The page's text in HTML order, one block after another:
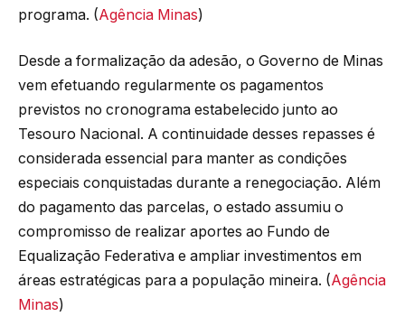
programa. (Agência Minas)
Desde a formalização da adesão, o Governo de Minas
vem efetuando regularmente os pagamentos
previstos no cronograma estabelecido junto ao
Tesouro Nacional. A continuidade desses repasses é
considerada essencial para manter as condições
especiais conquistadas durante a renegociação. Além
do pagamento das parcelas, o estado assumiu o
compromisso de realizar aportes ao Fundo de
Equalização Federativa e ampliar investimentos em
áreas estratégicas para a população mineira. (Agência
Minas)